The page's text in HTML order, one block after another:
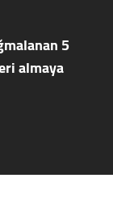
5
almaya